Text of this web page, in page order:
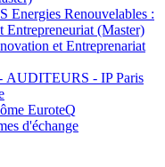
Energies Renouvelables :
Entrepreneuriat (Master)
et Entreprenariat
AUDITEURS - IP Paris
EuroteQ
d'échange